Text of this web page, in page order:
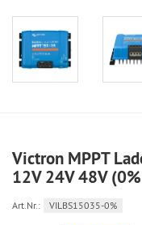
Victron MPPT
12V 24V 48V
Art.Nr.: VILBS15035-0%